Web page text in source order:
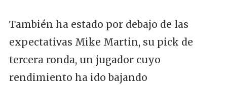
También ha estado por debajo de las
expectativas Mike Martin, su pick de
tercera ronda, un jugador cuyo
rendimiento ha ido bajando